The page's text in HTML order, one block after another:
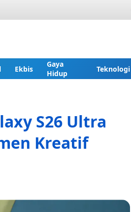
Ekbis
Gaya
Hidup
Teknologi
S26 Ultra
Kreatif